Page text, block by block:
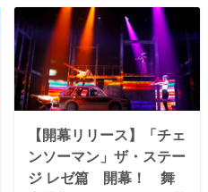
【開幕リリース】「チェ
ンソーマン」ザ・ステー
ジ レゼ篇 開幕！ 舞